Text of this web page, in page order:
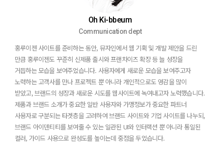
Oh Ki-bbeum
Communication dept
홍루이젠 사이트를 준비하는 동안, 뮤자인에서 웹 기획 및 개발 제안을 드린
만큼 홍루이젠도 꾸준히 신제품 출시와 프랜차이즈 확장 등늘 성장을
거듭하는 모습을 보여주었습니다. 사용자에게 새로운 모습을 보여주고자
노력하는 고객사를 만나 프로젝트 뿐 아니라 개인적으로도 영감을 많이
받았고, 브랜드의 성장과 새로운 시도를 웹사이트에 녹여내고자 노력했습니다.
제품과 브랜드 소개가 중요한 일반 사용자와 가맹정보가 중요한 파트너
사용자로 구분되는 타겟층을 고려하여 브랜드 사이트와 기업 사이트를 나누되,
브랜드 아이덴티티를 보여줄 수 있는 일관된 UI와 인터랙션 뿐 아니라 통일된
컬러, 가이드 사용으로 완성도를 높이는데 중점을 두었습니다.